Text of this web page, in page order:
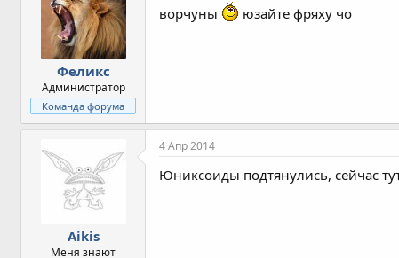
и
Феликс
Администратор
Команда форума
ворчуны юзайте фряху чо
Aikis
Меня знают
4 Апр 2014
Юниксоиды подтянулись, сейчас